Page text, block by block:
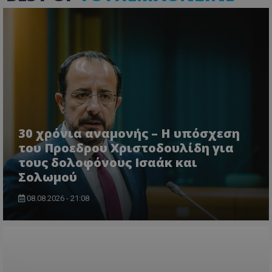
30 χρόνια αναμονής – Η υπόσχεση
του Προεδρου Χριστοδουλίδη για
τους δολοφόνους Ισαάκ και
Σολωμού
08.08.2026 - 21:08
VISITOR_PRIVACY_METADATA
YouTube
.youtube.com